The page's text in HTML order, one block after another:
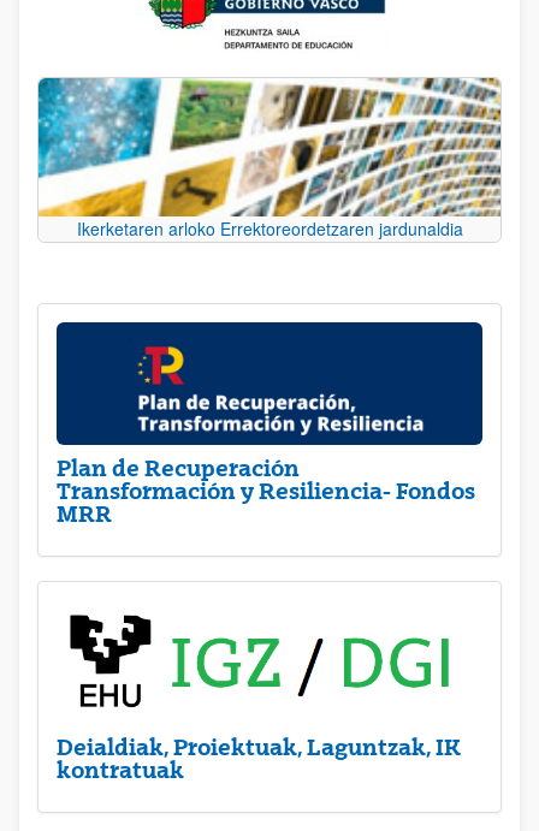
Ikerketaren arloko Errektoreordetzaren jardunaldia
Plan de Recuperación
Transformación y Resiliencia- Fondos
MRR
Deialdiak, Proiektuak, Laguntzak, IK
kontratuak